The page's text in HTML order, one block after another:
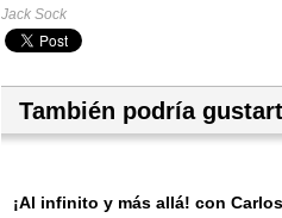
Jack Sock
También podría
¡Al infinito y más allá! con